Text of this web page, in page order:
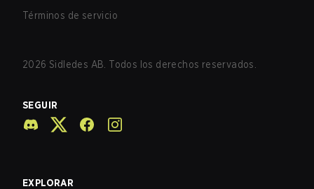
Términos de servicio
2026 Sidledes AB. Todos los derechos reservados.
SEGUIR
EXPLORAR